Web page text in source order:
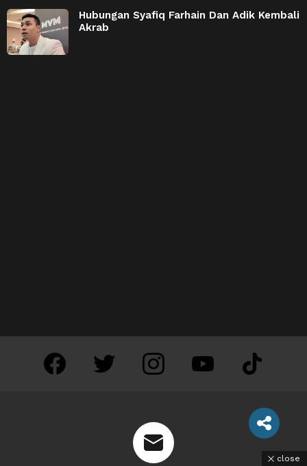
Hubungan Syafiq Farhain Dan Adik Kembali
Akrab
facebook twitter instagram tiktok
close